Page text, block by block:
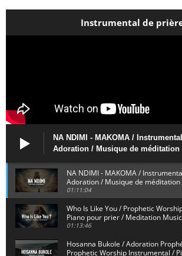
Instrumental de
NA NDIMI - MAKOMA /
Adoration / Musique de méditation
NA NDIMI - MAKOMA /
Adoration / Musique de méditation
01:11:04
Who Is Like You / Prophetic
Piano pour prier / Meditation
01:13:46
Hosanna Bukole / Adoration
Prophetic Worship Instrumental /